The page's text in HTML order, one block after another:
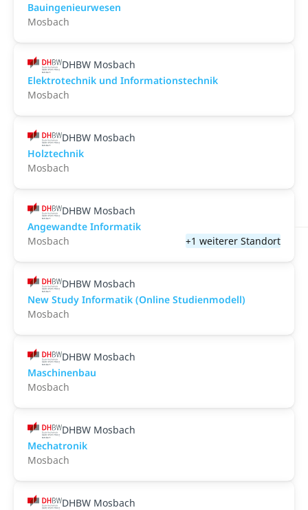
Bauingenieurwesen
Mosbach
DHBW Mosbach
Elektrotechnik und Informationstechnik
Mosbach
DHBW Mosbach
Holztechnik
Mosbach
DHBW Mosbach
Angewandte Informatik
Mosbach
+1 weiterer Standort
DHBW Mosbach
New Study Informatik (Online Studienmodell)
Mosbach
DHBW Mosbach
Maschinenbau
Mosbach
DHBW Mosbach
Mechatronik
Mosbach
DHBW Mosbach